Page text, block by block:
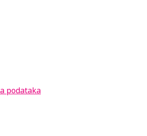
podataka